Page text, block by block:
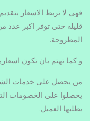
فهي لا تربط الاسعار
قليله حتى توفر اكبر عدد
المطروحة.
و كما تهتم بان تكون
من يحصل على خدمات
يحصلوا على الخصومات
يطلبها العميل.